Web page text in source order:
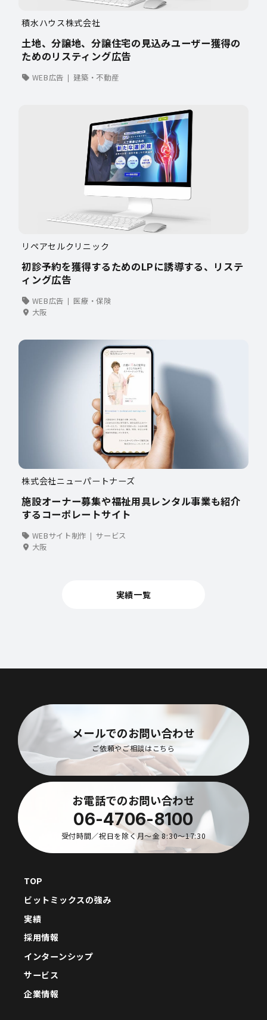
積水ハウス株式会社
土地、分譲地、分譲住宅の見込みユーザー獲得の
ためのリスティング広告
WEB広告 建築・不動産
リペアセルクリニック
初診予約を獲得するためのLPに誘導する、リステ
ィング広告
WEB広告
医療・保険
大阪
株式会社ニューパートナーズ
施設オーナー募集や福祉用具レンタル事業も紹介
するコーポレートサイト
WEBサイト制作
サービス
大阪
実績一覧
メールでのお問い合わせ
ご依頼やご相談はこちら
お電話でのお問い合わせ
06-4706-8100
受付時間／祝日を除く月〜金 8:30〜17:30
TOP
ビットミックスの強み
実績
採用情報
インターンシップ
サービス
企業情報